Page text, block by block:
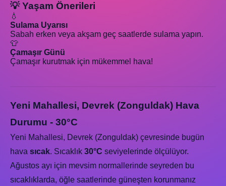
💡 Yaşam Önerileri
💧
Sulama Uyarısı
Sabah erken veya akşam geç saatlerde sulama yapın.
👕
Çamaşır Günü
Çamaşır kurutmak için mükemmel hava!
Yeni Mahallesi, Devrek (Zonguldak) Hava
Durumu - 30°C
Yeni Mahallesi, Devrek (Zonguldak) çevresinde bugün
hava sıcak. Sıcaklık 30°C seviyelerinde ölçülüyor.
Ağustos ayı için mevsim normallerinde seyreden bu
sıcaklıklarda, öğle saatlerinde güneşten korunmanız